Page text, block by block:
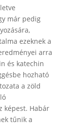
már pedig
ezeknek a
arra
és katechin
hozható
a zöld
képest. Habár
tűnik a